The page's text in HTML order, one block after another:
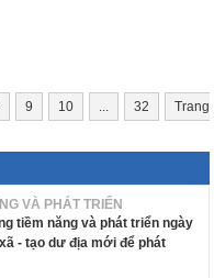
9 10 ... 32
Trang
VÀ PHÁT TRIỂN
tiềm năng và phát triển ngày
- tạo dư địa mới để phát